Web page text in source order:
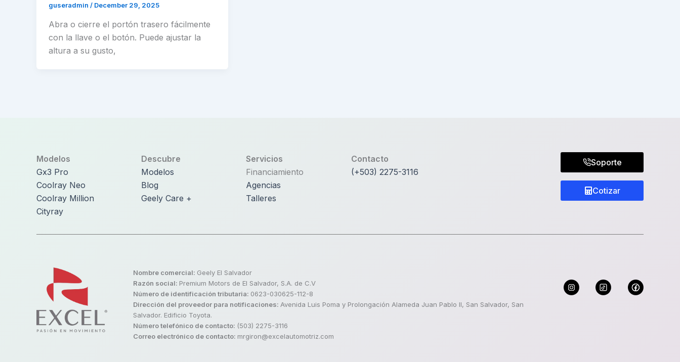
guseradmin / December 29, 2025
Abra o cierre el portón trasero fácilmente
con la llave o el botón. Puede ajustar la
altura a su gusto,
Modelos
Gx3 Pro
Coolray Neo
Coolray Million
Cityray
Descubre
Modelos
Blog
Geely Care +
Servicios
Financiamiento
Agencias
Talleres
Contacto
(+503) 2275-3116
Soporte
Cotizar
Nombre comercial: Geely El Salvador
Razón social: Premium Motors de El Salvador, S.A. de C.V
Número de identificación tributaria: 0623-030625-112-8
Dirección del proveedor para notificaciones: Avenida Luis Poma y Prolongación Alameda Juan Pablo II, San Salvador, San
Salvador. Edificio Toyota.
Número telefónico de contacto: (503) 2275-3116
Correo electrónico de contacto: mrgiron@excelautomotriz.com